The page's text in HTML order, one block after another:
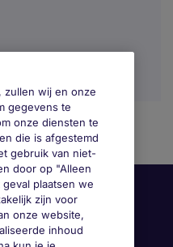
zullen wij en onze
gegevens te
onze diensten te
die is afgestemd
gebruik van niet-
door op "Alleen
plaatsen we
zijn voor
onze website,
inhoud